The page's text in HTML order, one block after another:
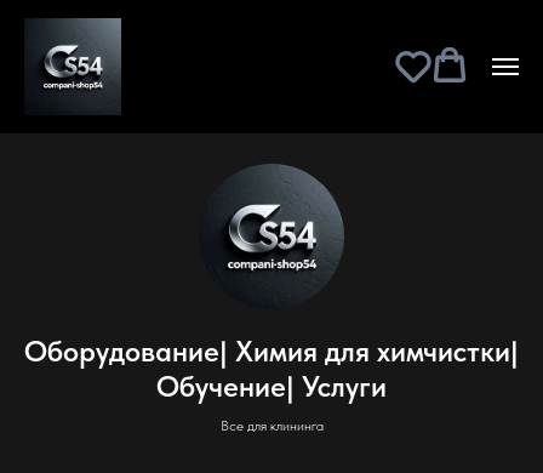
Оборудование| Химия для химчистки|
Обучение| Услуги
Все для клининга